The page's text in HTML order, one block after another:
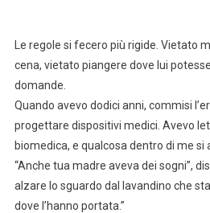
Le regole si fecero più rigide. Vietato
cena, vietato piangere dove lui
domande.
Quando avevo dodici anni, commisi
progettare dispositivi medici. Avevo
biomedica, e qualcosa dentro di me si
“Anche tua madre aveva dei sogni”,
alzare lo sguardo dal lavandino che
dove l’hanno portata.”